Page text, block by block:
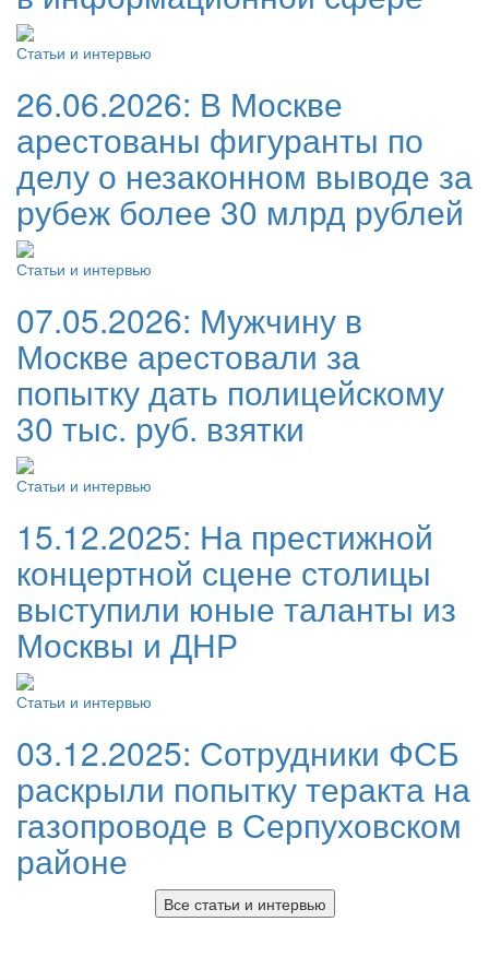
Статьи и интервью
26.06.2026: В Москве
арестованы фигуранты по
делу о незаконном выводе за
рубеж более 30 млрд рублей
Статьи и интервью
07.05.2026: Мужчину в
Москве арестовали за
попытку дать полицейскому
30 тыс. руб. взятки
Статьи и интервью
15.12.2025: На престижной
концертной сцене столицы
выступили юные таланты из
Москвы и ДНР
Статьи и интервью
03.12.2025: Сотрудники ФСБ
раскрыли попытку теракта на
газопроводе в Серпуховском
районе
Все статьи и интервью